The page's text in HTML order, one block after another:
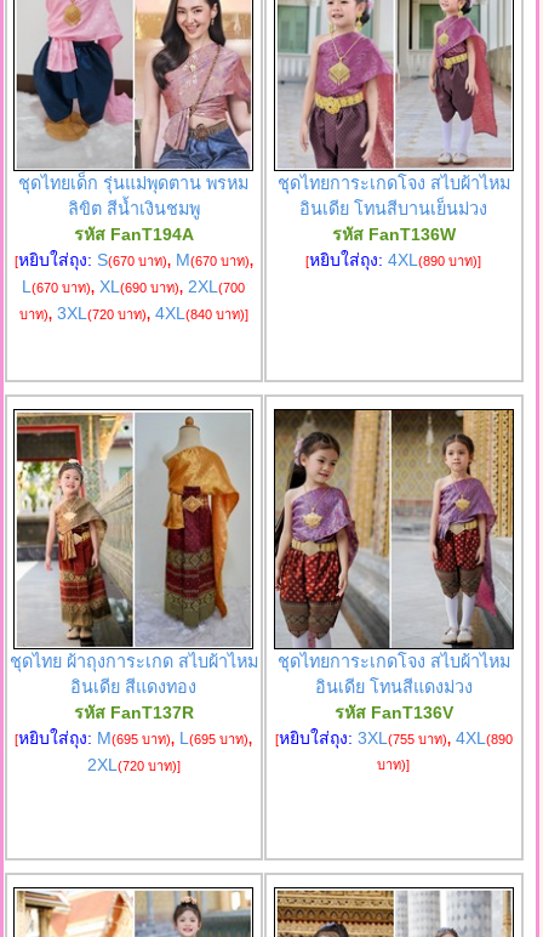
ชุดไทยเด็ก รุ่นแม่พุดตาน พรหม
ลิขิต สีน้ำเงินชมพู
รหัส FanT194A
[หยิบใส่ถุง: S(670 บาท), M(670 บาท),
L(670 บาท), XL(690 บาท), 2XL(700
บาท), 3XL (720 บาท), 4XL (840 บาท)]
ชุดไทยการะเกดโจง สไบผ้าไหม
อินเดีย โทนสีบานเย็นม่วง
รหัส FanT136W
[หยิบใส่ถุง:4XL(890 บาท)]
ชุดไทย ผ้าถุงการะเกด สไบผ้าไหม
อินเดีย สีแดงทอง
รหัส FanT137R
[หยิบใส่ถุง: M(695 บาท), L(695 บาท),
2XL (720 บาท)]
ชุดไทยการะเกดโจง สไบผ้าไหม
อินเดีย โทนสีแดงม่วง
รหัส FanT136V
[หยิบใส่ถุง: 3XL (755 บาท), 4XL (890
บาท)]